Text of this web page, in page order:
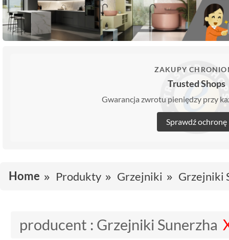
ZAKUPY
Trusted Shops
Gwarancja zwrotu pieniędzy przy
Sprawdź ochronę
Home Produkty Grzejniki Grzejniki
producent : Grzejniki Sunerzha